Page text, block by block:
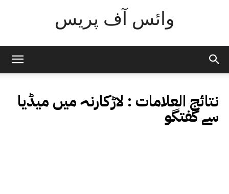
وائس آف پریس
نتائج العلامات : لاڑکارنہ میں میڈیا
سے گفتگو